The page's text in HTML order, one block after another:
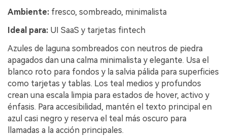
Ambiente: fresco, sombreado, minimalista
Ideal para: UI SaaS y tarjetas fintech
Azules de laguna sombreados con neutros de piedra
apagados dan una calma minimalista y elegante. Usa el
blanco roto para fondos y la salvia pálida para superficies
como tarjetas y tablas. Los teal medios y profundos
crean una escala limpia para estados de hover, activo y
énfasis. Para accesibilidad, mantén el texto principal en
azul casi negro y reserva el teal más oscuro para
llamadas a la acción principales.